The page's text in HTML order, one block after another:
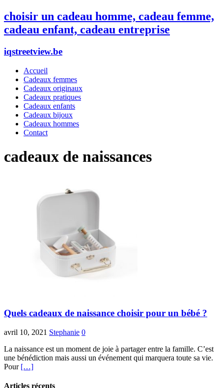
choisir un cadeau homme, cadeau femme,
cadeau enfant, cadeau entreprise
iqstreetview.be
Accueil
Cadeaux femmes
Cadeaux originaux
Cadeaux pratiques
Cadeaux enfants
Cadeaux bijoux
Cadeaux hommes
Contact
cadeaux de naissances
Quels cadeaux de naissance choisir pour un bébé ?
avril 10, 2021 Stephanie 0
La naissance est un moment de joie à partager entre la famille. C’est
une bénédiction mais aussi un événement qui marquera toute sa vie.
Pour […]
Articles récents